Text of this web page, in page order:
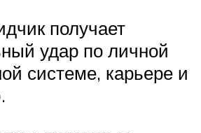
получает
удар по личной
системе, карьере и